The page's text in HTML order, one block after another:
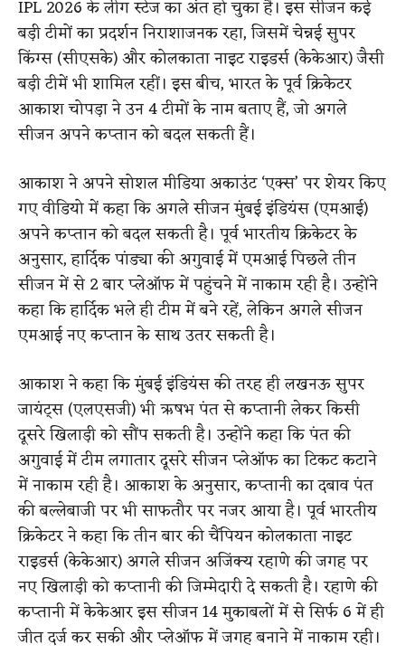
IPL 2026 के लीग स्टेज का अंत हो चुका है। इस सीजन कई
बड़ी टीमों का प्रदर्शन निराशाजनक रहा, जिसमें चेन्नई सुपर
किंग्स (सीएसके) और कोलकाता नाइट राइडर्स (केकेआर) जैसी
बड़ी टीमें भी शामिल रहीं। इस बीच, भारत के पूर्व क्रिकेटर
आकाश चोपड़ा ने उन 4 टीमों के नाम बताए हैं, जो अगले
सीजन अपने कप्तान को बदल सकती हैं।
आकाश ने अपने सोशल मीडिया अकाउंट ‘एक्स’ पर शेयर किए
गए वीडियो में कहा कि अगले सीजन मुंबई इंडियंस (एमआई)
अपने कप्तान को बदल सकती है। पूर्व भारतीय क्रिकेटर के
अनुसार, हार्दिक पांड्या की अगुवाई में एमआई पिछले तीन
सीजन में से 2 बार प्लेऑफ में पहुंचने में नाकाम रही है। उन्होंने
कहा कि हार्दिक भले ही टीम में बने रहें, लेकिन अगले सीजन
एमआई नए कप्तान के साथ उतर सकती है।
आकाश ने कहा कि मुंबई इंडियंस की तरह ही लखनऊ सुपर
जायंट्स (एलएसजी) भी ऋषभ पंत से कप्तानी लेकर किसी
दूसरे खिलाड़ी को सौंप सकती है। उन्होंने कहा कि पंत की
अगुवाई में टीम लगातार दूसरे सीजन प्लेऑफ का टिकट कटाने
में नाकाम रही है। आकाश के अनुसार, कप्तानी का दबाव पंत
की बल्लेबाजी पर भी साफतौर पर नजर आया है। पूर्व भारतीय
क्रिकेटर ने कहा कि तीन बार की चैंपियन कोलकाता नाइट
राइडर्स (केकेआर) अगले सीजन अजिंक्य रहाणे की जगह पर
नए खिलाड़ी को कप्तानी की जिम्मेदारी दे सकती है। रहाणे की
कप्तानी में केकेआर इस सीजन 14 मुकाबलों में से सिर्फ 6 में ही
जीत दर्ज कर सकी और प्लेऑफ में जगह बनाने में नाकाम रही।